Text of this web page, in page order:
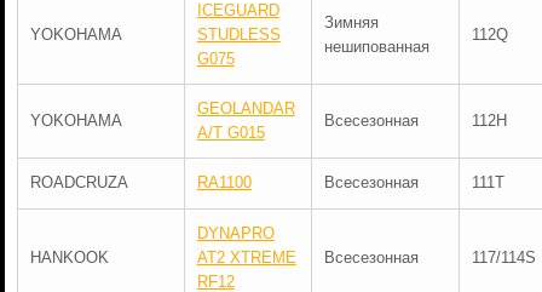
YOKOHAMA
ICEGUARD
STUDLESS
G075
Зимняя
нешипованная
112Q
YOKOHAMA
GEOLANDAR
A/T G015
Всесезонная 112H
ROADCRUZA RA1100 Всесезонная 111T
HANKOOK
DYNAPRO
AT2 XTREME
RF12
Всесезонная 117/114S